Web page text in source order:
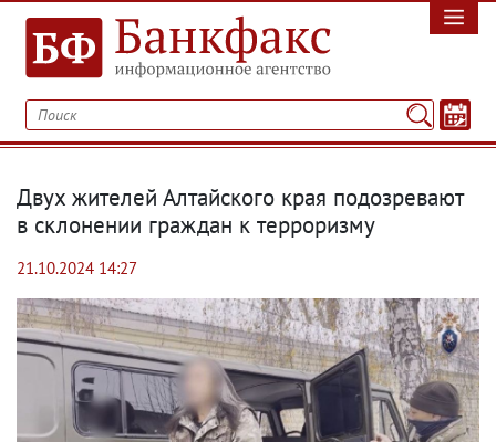
Двух жителей Алтайского края подозревают
в склонении граждан к терроризму
21.10.2024 14:27